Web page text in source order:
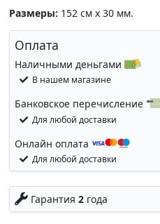
Размеры: 152 см х 30 мм.
Оплата
Наличными деньгами
В нашем магазине
Банковское перечисление
Для любой доставки
Онлайн оплата
Для любой доставки
Гарантия 2года